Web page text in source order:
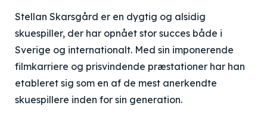
Stellan Skarsgård er en dygtig og alsidig
skuespiller, der har opnået stor succes både i
Sverige og internationalt. Med sin imponerende
filmkarriere og prisvindende præstationer har han
etableret sig som en af de mest anerkendte
skuespillere inden for sin generation.